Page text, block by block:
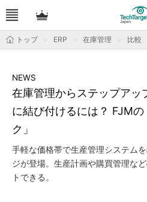
トップ ERP 在庫管理 比較
在庫管理からステップアッ
に結び付けるには？ FJMの
ク」
NEWS
手軽な価格帯で生産管理システム
ジが登場。生産計画や購買管理な
トできる。